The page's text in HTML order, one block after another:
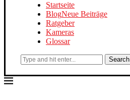
Startseite
BlogNeue Beiträge
Ratgeber
Kameras
Glossar
Search